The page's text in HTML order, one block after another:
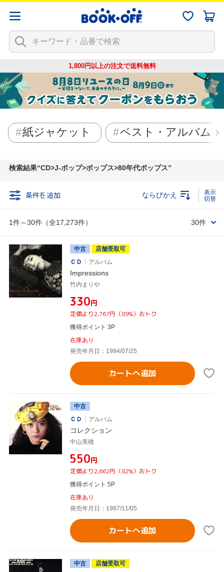
1,800円以上の注文で送料無料
紙ジャケット ベスト・アルバム
検索結果 CD>J-ポップ>ポップス>80年代ポップス
条件を追加
1件～30件（全17,273件）
ならびかえ
30件
中古
店舗受取可
ＣＤ
アルバム
Impressions
竹内まりや
¥330円
定価より2,767円（89%）おトク
獲得ポイント 3P
在庫あり
発売年月日：1994/07/25
カートへ追加
中古
ＣＤ
アルバム
コレクション
中山美穂
¥550円
定価より2,662円（82%）おトク
獲得ポイント 5P
在庫あり
発売年月日：1987/11/05
カートへ追加
中古
店舗受取可